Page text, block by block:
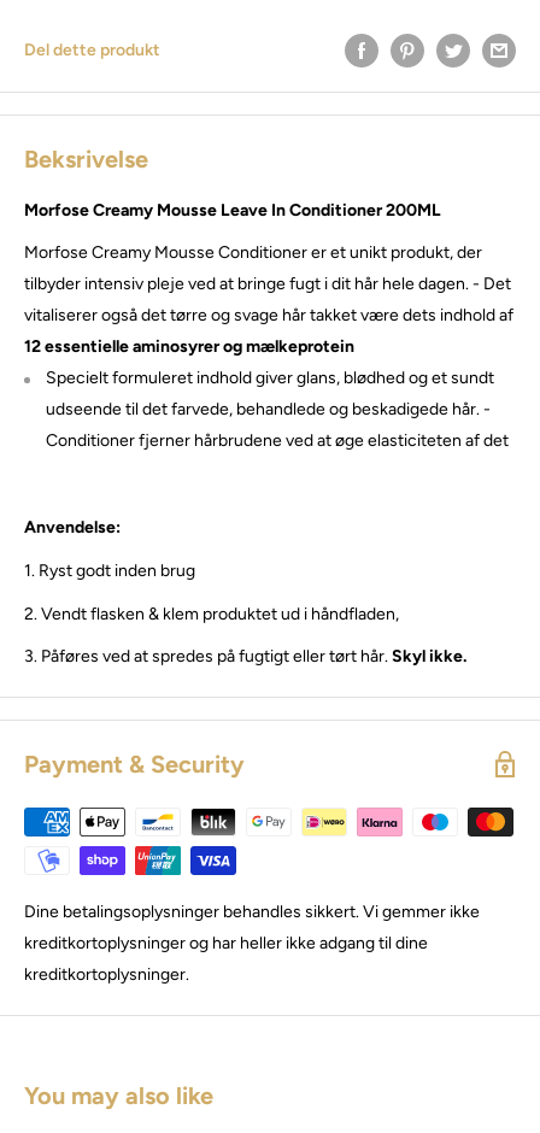
Del dette produkt
Beksrivelse
Morfose Creamy Mousse Leave In Conditioner 200ML
Morfose Creamy Mousse Conditioner er et unikt produkt, der
tilbyder intensiv pleje ved at bringe fugt i dit hår hele dagen. - Det
vitaliserer også det tørre og svage hår takket være dets indhold af
12 essentielle aminosyrer og mælkeprotein
Specielt formuleret indhold giver glans, blødhed og et sundt
udseende til det farvede, behandlede og beskadigede hår. -
Conditioner fjerner hårbrudene ved at øge elasticiteten af ​​det
Anvendelse:
1. Ryst godt inden brug
2. Vendt flasken & klem produktet ud i håndfladen,
3. Påføres ved at spredes på fugtigt eller tørt hår.Skyl ikke.
Payment & Security
Dine betalingsoplysninger behandles sikkert. Vi gemmer ikke
kreditkortoplysninger og har heller ikke adgang til dine
kreditkortoplysninger.
You may also like